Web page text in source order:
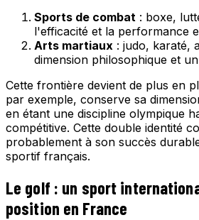
Sports de combat : boxe,
l'efficacité et la performance
Arts martiaux : judo, karaté,
dimension philosophique et
Cette frontière devient de plus en
par exemple, conserve sa
en étant une discipline olympique
compétitive. Cette double identité
probablement à son succès
sportif français.
Le golf : un sport
position en France